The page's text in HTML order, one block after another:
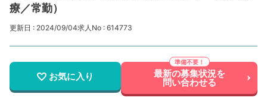
療／常勤）
更新日 : 2024/09/04求人No : 614773
お気に入り 最新の募集状況を
問い合わせる